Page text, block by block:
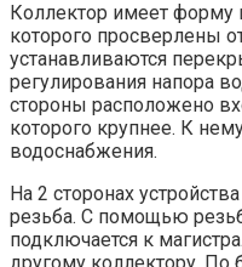
Коллектор имеет форму
которого просверлены
устанавливаются
регулирования напора
стороны расположено
которого крупнее. К
водоснабжения.
На 2 сторонах
резьба. С помощью
подключается к